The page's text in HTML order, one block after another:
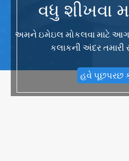
વધુ શીખવા
અમને ઇમેઇલ મોકલવા માટે
કલાકની અંદર
હવે પૂછપરછ